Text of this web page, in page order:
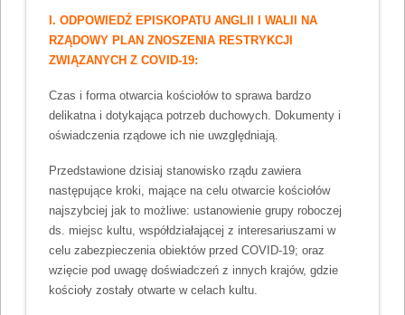
I. ODPOWIEDŹ EPISKOPATU ANGLII I WALII NA
RZĄDOWY PLAN ZNOSZENIA RESTRYKCJI
ZWIĄZANYCH Z COVID-19:
Czas i forma otwarcia kościołów to sprawa bardzo
delikatna i dotykająca potrzeb duchowych. Dokumenty i
oświadczenia rządowe ich nie uwzględniają.
Przedstawione dzisiaj stanowisko rządu zawiera
następujące kroki, mające na celu otwarcie kościołów
najszybciej jak to możliwe: ustanowienie grupy roboczej
ds. miejsc kultu, współdziałającej z interesariuszami w
celu zabezpieczenia obiektów przed COVID-19; oraz
wzięcie pod uwagę doświadczeń z innych krajów, gdzie
kościoły zostały otwarte w celach kultu.